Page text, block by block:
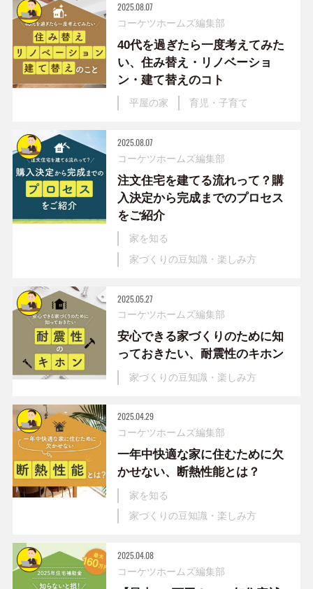
2025.08.07
コーケツホームズ編集部
40代を過ぎたら一度考えてみた
い、住み替え・リノベーショ
ン・建て替えのコト
平屋の家 育児・子育て
2025.08.07
コーケツホームズ編集部
注文住宅を建てる流れって？購
入決定から完成までのプロセス
をご紹介
家を知る
家づくりの豆知識・楽しみ方
2025.05.27
コーケツホームズ編集部
安心できる家づくりのために知
っておきたい、耐震性のキホン
家づくりの豆知識・楽しみ方
2025.04.29
コーケツホームズ編集部
一年中快適な家に住むために欠
かせない、断熱性能とは？
家を知る
家づくりの豆知識・楽しみ方
2025.04.08
コーケツホームズ編集部